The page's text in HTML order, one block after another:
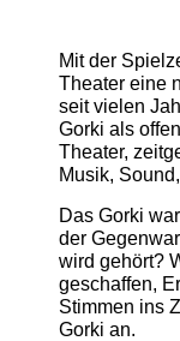
Mit der
Theater eine
seit vielen
Gorki als
Theater,
Musik,
Das Gorki
der
wird gehört?
geschaffen,
Stimmen ins
Gorki an.